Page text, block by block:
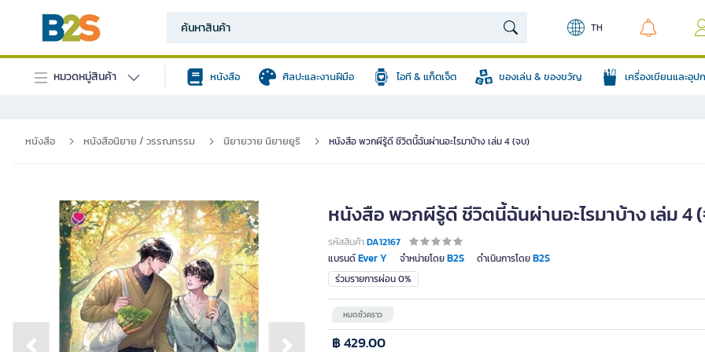
TH
หมวดหมู่สินค้า หนังสือ ศิลปะและงานฝีมือ ไอที & แก็ตเจ็ต ของเล่น & ของขวัญ เครื่องเขียนและอุ
หนังสือ หนังสือนิยาย / วรรณกรรม นิยายวาย นิยายยูริ หนังสือ พวกผีรู้ดี ชีวิตนี้ฉันผ่านอะไรมาบ้าง เล่ม 4 (จบ)
หนังสือ พวกผีรู้ดี ชีวิตนี้ฉันผ่านอะไรมาบ้าง เล่ม 4
รหัสสินค้าDA12167
แบรนด์Ever Y จำหน่ายโดยB2S ดำเนินการโดยB2S
ร่วมรายการผ่อน 0%
หมดชั่วคราว
฿ 429.00